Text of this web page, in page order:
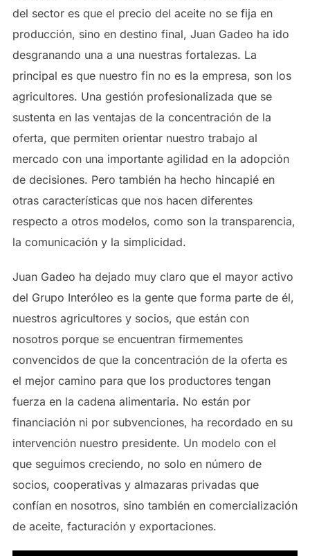
del sector es que el precio del aceite no se fija en
producción, sino en destino final, Juan Gadeo ha ido
desgranando una a una nuestras fortalezas. La
principal es que nuestro fin no es la empresa, son los
agricultores. Una gestión profesionalizada que se
sustenta en las ventajas de la concentración de la
oferta, que permiten orientar nuestro trabajo al
mercado con una importante agilidad en la adopción
de decisiones. Pero también ha hecho hincapié en
otras características que nos hacen diferentes
respecto a otros modelos, como son la transparencia,
la comunicación y la simplicidad.
Juan Gadeo ha dejado muy claro que el mayor activo
del Grupo Interóleo es la gente que forma parte de él,
nuestros agricultores y socios, que están con
nosotros porque se encuentran firmementes
convencidos de que la concentración de la oferta es
el mejor camino para que los productores tengan
fuerza en la cadena alimentaria. No están por
financiación ni por subvenciones, ha recordado en su
intervención nuestro presidente. Un modelo con el
que seguimos creciendo, no solo en número de
socios, cooperativas y almazaras privadas que
confían en nosotros, sino también en comercialización
de aceite, facturación y exportaciones.